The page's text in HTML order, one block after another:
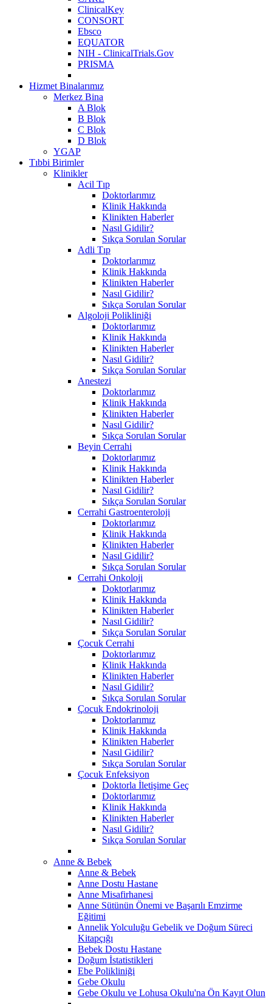
ClinicalKey
CONSORT
Ebsco
EQUATOR
NIH - ClinicalTrials.Gov
PRISMA
Hizmet Binalarımız
Merkez Bina
A Blok
B Blok
C Blok
D Blok
YGAP
Tıbbi Birimler
Klinikler
Acil Tıp
Doktorlarımız
Klinik Hakkında
Klinikten Haberler
Nasıl Gidilir?
Sıkça Sorulan Sorular
Adli Tıp
Doktorlarımız
Klinik Hakkında
Klinikten Haberler
Nasıl Gidilir?
Sıkça Sorulan Sorular
Algoloji Polikliniği
Doktorlarımız
Klinik Hakkında
Klinikten Haberler
Nasıl Gidilir?
Sıkça Sorulan Sorular
Anestezi
Doktorlarımız
Klinik Hakkında
Klinikten Haberler
Nasıl Gidilir?
Sıkça Sorulan Sorular
Beyin Cerrahi
Doktorlarımız
Klinik Hakkında
Klinikten Haberler
Nasıl Gidilir?
Sıkça Sorulan Sorular
Cerrahi Gastroenteroloji
Doktorlarımız
Klinik Hakkında
Klinikten Haberler
Nasıl Gidilir?
Sıkça Sorulan Sorular
Cerrahi Onkoloji
Doktorlarımız
Klinik Hakkında
Klinikten Haberler
Nasıl Gidilir?
Sıkça Sorulan Sorular
Çocuk Cerrahi
Doktorlarımız
Klinik Hakkında
Klinikten Haberler
Nasıl Gidilir?
Sıkça Sorulan Sorular
Çocuk Endokrinoloji
Doktorlarımız
Klinik Hakkında
Klinikten Haberler
Nasıl Gidilir?
Sıkça Sorulan Sorular
Çocuk Enfeksiyon
Doktorla İletişime Geç
Doktorlarımız
Klinik Hakkında
Klinikten Haberler
Nasıl Gidilir?
Sıkça Sorulan Sorular
Anne & Bebek
Anne & Bebek
Anne Dostu Hastane
Anne Misafirhanesi
Anne Sütünün Önemi ve Başarılı Emzirme
Eğitimi
Annelik Yolculuğu Gebelik ve Doğum Süreci
Kitapçığı
Bebek Dostu Hastane
Doğum İstatistikleri
Ebe Polikliniği
Gebe Okulu
Gebe Okulu ve Lohusa Okulu'na Ön Kayıt Olun